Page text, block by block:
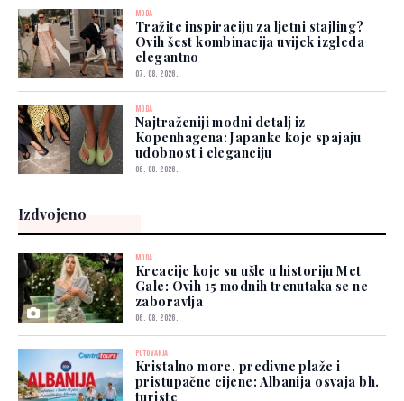
MODA
Tražite inspiraciju za ljetni stajling?
Ovih šest kombinacija uvijek izgleda
elegantno
07. 08. 2026.
MODA
Najtraženiji modni detalj iz
Kopenhagena: Japanke koje spajaju
udobnost i eleganciju
06. 08. 2026.
Izdvojeno
MODA
Kreacije koje su ušle u historiju Met
Gale: Ovih 15 modnih trenutaka se ne
zaboravlja
06. 08. 2026.
PUTOVANJA
Kristalno more, predivne plaže i
pristupačne cijene: Albanija osvaja bh.
turiste